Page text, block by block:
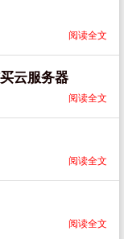
阅读全文
云服务器
阅读全文
阅读全文
阅读全文